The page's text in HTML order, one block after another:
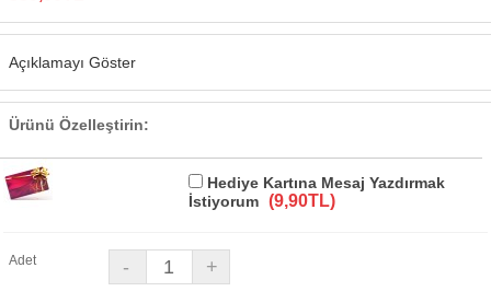
Açıklamayı Göster
Ürünü Özelleştirin:
Hediye Kartına Mesaj Yazdırmak
İstiyorum (9,90TL)
Adet